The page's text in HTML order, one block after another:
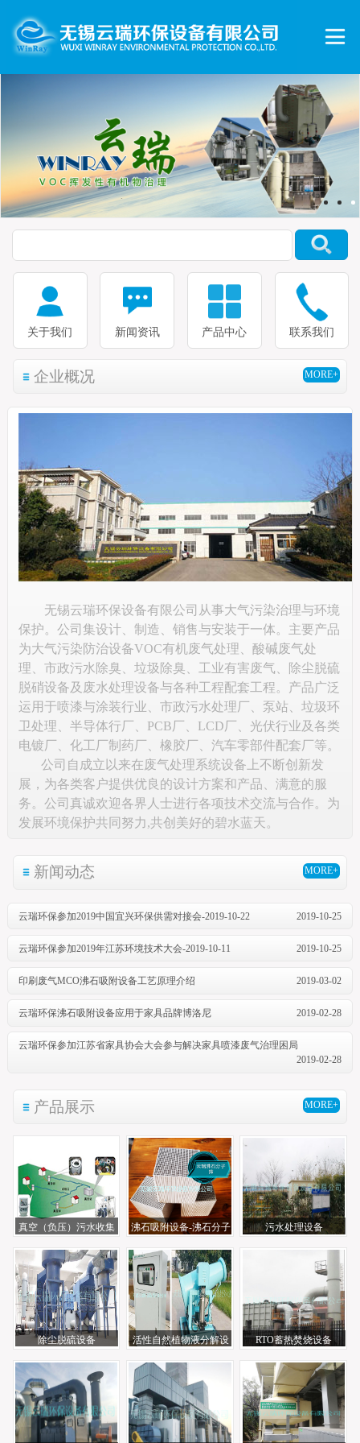
关于我们 新闻资讯 产品中心 联系我们
企业概况 MORE+
无锡云瑞环保设备有限公司从事大气污染治理与环境
保护。公司集设计、制造、销售与安装于一体。主要产品
为大气污染防治设备VOC有机废气处理、酸碱废气处
理、市政污水除臭、垃圾除臭、工业有害废气、除尘脱硫
脱硝设备及废水处理设备与各种工程配套工程。产品广泛
运用于喷漆与涂装行业、市政污水处理厂、泵站、垃圾环
卫处理、半导体行厂、PCB厂、LCD厂、光伏行业及各类
电镀厂、化工厂制药厂、橡胶厂、汽车零部件配套厂等。
公司自成立以来在废气处理系统设备上不断创新发
展，为各类客户提供优良的设计方案和产品、满意的服
务。公司真诚欢迎各界人士进行各项技术交流与合作。为
发展环境保护共同努力,共创美好的碧水蓝天。
新闻动态 MORE+
云瑞环保参加2019中国宜兴环保供需对接会-2019-10-22 2019-10-25
云瑞环保参加2019年江苏环境技术大会-2019-10-11 2019-10-25
印刷废气MCO沸石吸附设备工艺原理介绍 2019-03-02
云瑞环保沸石吸附设备应用于家具品牌博洛尼 2019-02-28
云瑞环保参加江苏省家具协会大会参与解决家具喷漆废气治理困局
2019-02-28
产品展示 MORE+
真空（负压）污水收集
沸石吸附设备-沸石分子
污水处理设备
除尘脱硫设备
活性自然植物液分解设
RTO蓄热焚烧设备